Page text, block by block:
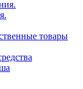
товары